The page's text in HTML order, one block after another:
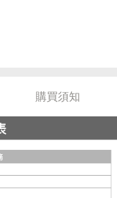
購買須知